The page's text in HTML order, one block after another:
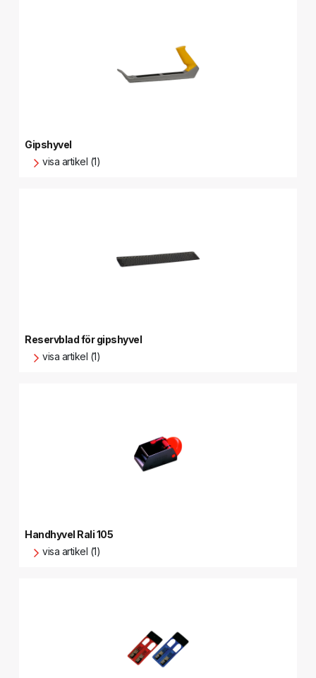
Gipshyvel
visa artikel (1)
Reservblad för gipshyvel
visa artikel (1)
Handhyvel Rali 105
visa artikel (1)